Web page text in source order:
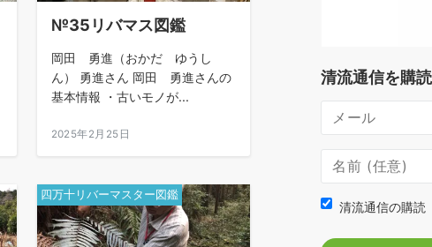
№35リバマス図鑑
岡田 勇進（おかだ ゆうし
ん） 勇進さん 岡田 勇進さんの
基本情報 ・古いモノが...
2025年2月25日
四万十リバーマスター図鑑
清流通信を購
清流通信の購読